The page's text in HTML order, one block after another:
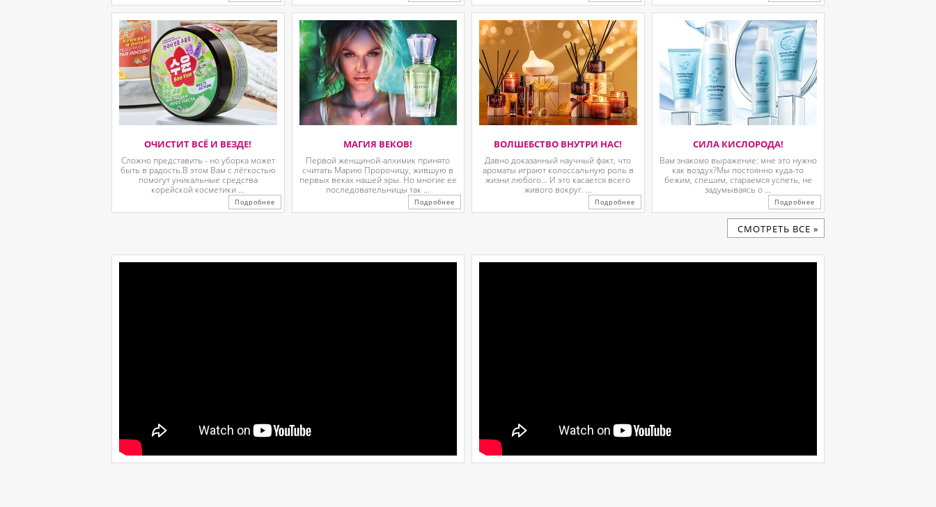
ОЧИСТИТ ВСЁ И ВЕЗДЕ!
Сложно представить - но уборка может
быть в радость.В этом Вам с лёгкостью
помогут уникальные средства
корейской косметики ...
Подробнее
МАГИЯ ВЕКОВ!
Первой женщиной-алхимик принято
считать Марию Пророчицу, жившую в
первых веках нашей эры. Но многие ее
последовательницы так ...
Подробнее
ВОЛШЕБСТВО ВНУТРИ НАС!
Давно доказанный научный факт, что
ароматы играют колоссальную роль в
жизни любого… И это касается всего
живого вокруг. ...
Подробнее
СИЛА КИСЛОРОДА!
Вам знакомо выражение: мне это нужно
как воздух?Мы постоянно куда-то
бежим, спешим, стараемся успеть, не
задумываясь о ...
Подробнее
CМОТРЕТЬ ВСЕ »